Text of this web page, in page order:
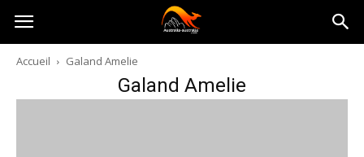
Australia-
australie.com
Accueil Galand Amelie
Galand Amelie